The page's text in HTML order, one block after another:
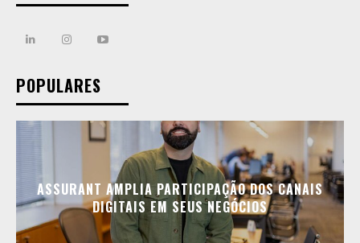
POPULARES
ASSURANT AMPLIA PARTICIPAÇÃO DOS CANAIS
DIGITAIS EM SEUS NEGÓCIOS